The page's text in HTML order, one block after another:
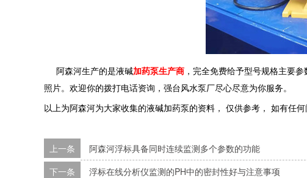
阿森河生产的是液碱加药泵生产商 ，完全免费给予型号规格主要
照片。欢迎你的拨打电话资询，强台风水泵厂尽心尽意为你服务。
以上为阿森河为大家收集的液碱加药泵的资料， 仅供参考， 如有任
上一条
阿森河浮标具备同时连续监测多个参数的功能
下一条 浮标在线分析仪监测的PH中的密封性好与注意事项